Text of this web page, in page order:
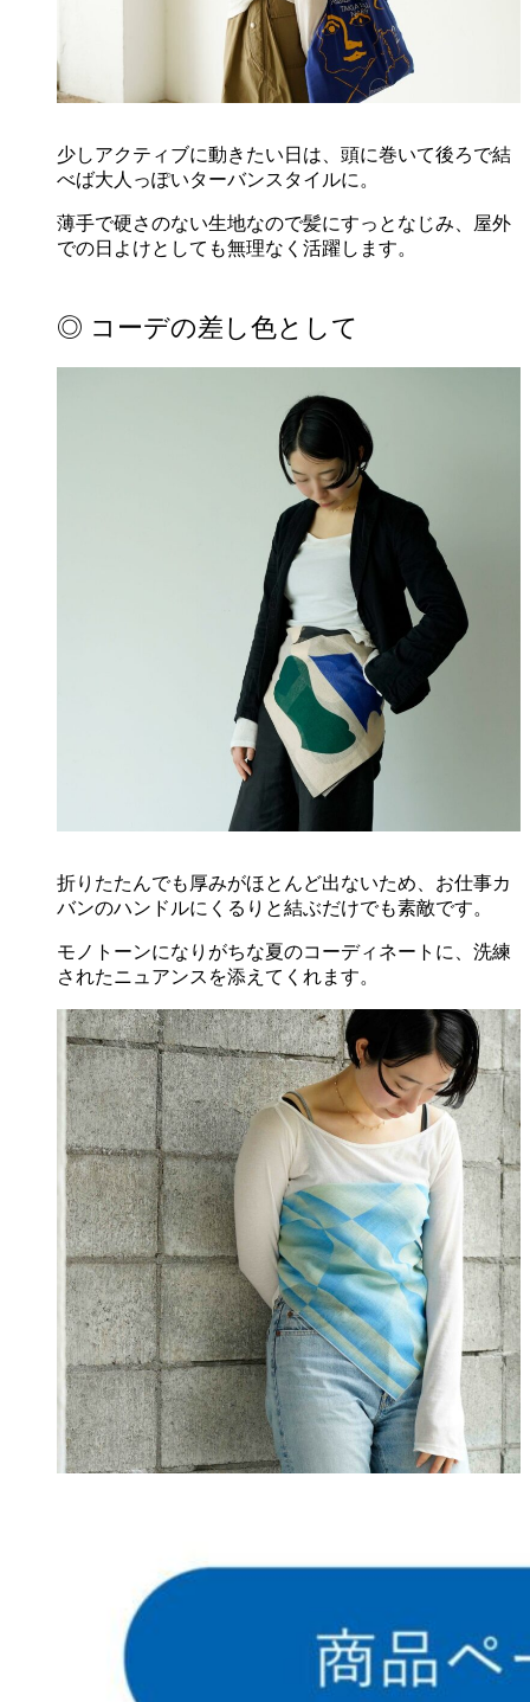
少しアクティブに動きたい日は、頭に巻いて後ろで結
べば大人っぽいターバンスタイルに。
薄手で硬さのない生地なので髪にすっとなじみ、屋外
での日よけとしても無理なく活躍します。
◎ コーデの差し色として
折りたたんでも厚みがほとんど出ないため、お仕事カ
バンのハンドルにくるりと結ぶだけでも素敵です。
モノトーンになりがちな夏のコーディネートに、洗練
されたニュアンスを添えてくれます。